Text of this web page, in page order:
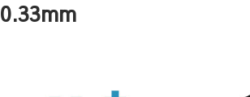
0.33mm